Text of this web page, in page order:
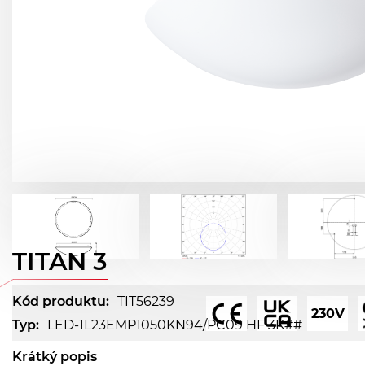
TITAN 3
Kód produktu: TIT56239
Typ: LED-1L23EMP1050KN94/PC09 HF 3K##
Krátký popis
230V